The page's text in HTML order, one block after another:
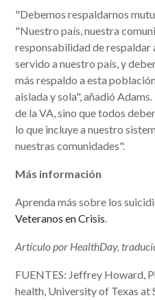
"Debemos respaldarnos
"Nuestro país, nuestra
responsabilidad de respaldar
servido a nuestro país, y
más respaldo a esta
aislada y sola", añadió
de la VA, sino que todos
lo que incluye a nuestro
nuestras comunidades".
Más información
Aprenda más sobre los
Veteranos en Crisis.
Artículo por HealthDay,
FUENTES: Jeffrey Howard,
health, University of Texas at